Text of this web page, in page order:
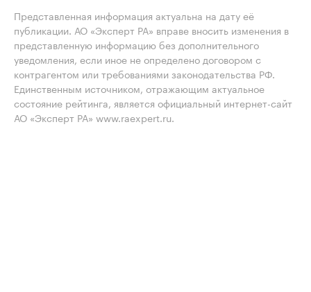
Представленная информация актуальна на дату её
публикации. АО «Эксперт РА» вправе вносить изменения в
представленную информацию без дополнительного
уведомления, если иное не определено договором с
контрагентом или требованиями законодательства РФ.
Единственным источником, отражающим актуальное
состояние рейтинга, является официальный интернет-сайт
АО «Эксперт РА» www.raexpert.ru.